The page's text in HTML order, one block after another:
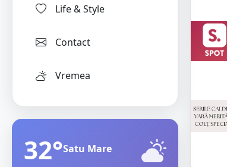
Life & Style
Contact
Vremea
32°Satu Mare